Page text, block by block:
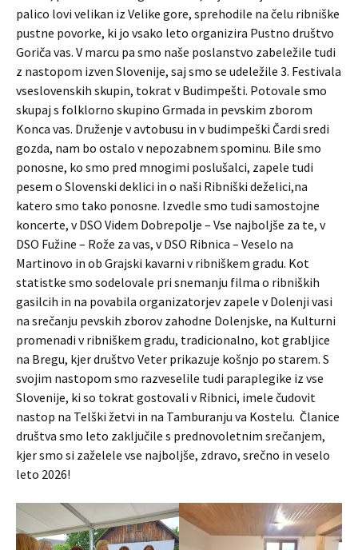
palico lovi velikan iz Velike gore, sprehodile na čelu ribniške
pustne povorke, ki jo vsako leto organizira Pustno društvo
Goriča vas. V marcu pa smo naše poslanstvo zabeležile tudi
z nastopom izven Slovenije, saj smo se udeležile 3. Festivala
vseslovenskih skupin, tokrat v Budimpešti. Potovale smo
skupaj s folklorno skupino Grmada in pevskim zborom
Konca vas. Druženje v avtobusu in v budimpeški Čardi sredi
gozda, nam bo ostalo v nepozabnem spominu. Bile smo
ponosne, ko smo pred mnogimi poslušalci, zapele tudi
pesem o Slovenski deklici in o naši Ribniški deželici,na
katero smo tako ponosne. Izvedle smo tudi samostojne
koncerte, v DSO Videm Dobrepolje – Vse najboljše za te, v
DSO Fužine – Rože za vas, v DSO Ribnica – Veselo na
Martinovo in ob Grajski kavarni v ribniškem gradu. Kot
statistke smo sodelovale pri snemanju filma o ribniških
gasilcih in na povabila organizatorjev zapele v Dolenji vasi
na srečanju pevskih zborov zahodne Dolenjske, na Kulturni
promenadi v ribniškem gradu, tradicionalno, kot grabljice
na Bregu, kjer društvo Veter prikazuje košnjo po starem. S
svojim nastopom smo razveselile tudi paraplegike iz vse
Slovenije, ki so tokrat gostovali v Ribnici, imele čudovit
nastop na Telški žetvi in na Tamburanju va Kostelu. Članice
društva smo leto zaključile s prednovoletnim srečanjem,
kjer smo si zaželele vse najboljše, zdravo, srečno in veselo
leto 2026!